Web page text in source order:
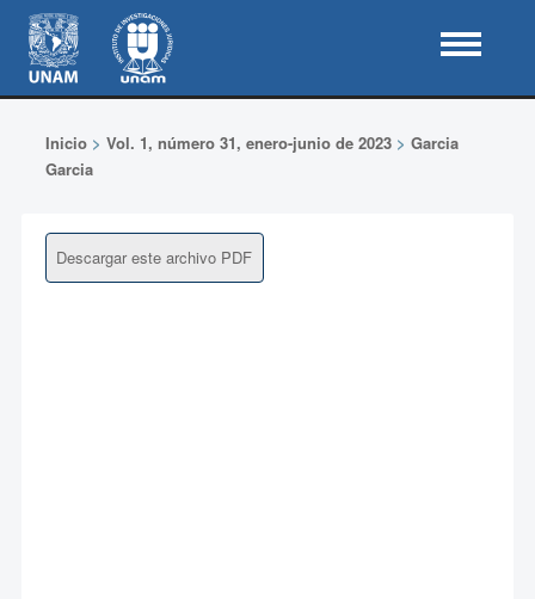
Inicio> Vol. 1, número 31, enero-junio de 2023> Garcia
Garcia
Descargar este archivo PDF